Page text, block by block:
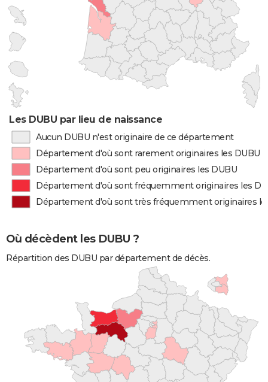
Les DUBU par lieu de naissance
Aucun DUBU n'est originaire de ce département
Département d'où sont rarement originaires les DUBU
Département d'où sont peu originaires les DUBU
Département d'où sont fréquemment originaires les
Département d'où sont très fréquemment originaires
Où décèdent les DUBU ?
Répartition des DUBU par département de décès.